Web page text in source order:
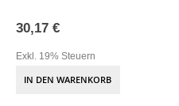
30,17 €
Exkl. 19% Steuern
IN DEN WARENKORB